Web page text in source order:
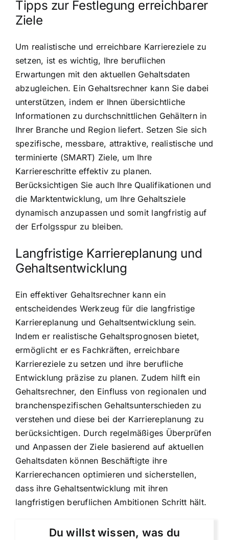
Tipps zur Festlegung erreichbarer
Ziele
Um realistische und erreichbare Karriereziele zu
setzen, ist es wichtig, Ihre beruflichen
Erwartungen mit den aktuellen Gehaltsdaten
abzugleichen. Ein Gehaltsrechner kann Sie dabei
unterstützen, indem er Ihnen übersichtliche
Informationen zu durchschnittlichen Gehältern in
Ihrer Branche und Region liefert. Setzen Sie sich
spezifische, messbare, attraktive, realistische und
terminierte (SMART) Ziele, um Ihre
Karriereschritte effektiv zu planen.
Berücksichtigen Sie auch Ihre Qualifikationen und
die Marktentwicklung, um Ihre Gehaltsziele
dynamisch anzupassen und somit langfristig auf
der Erfolgsspur zu bleiben.
Langfristige Karriereplanung und
Gehaltsentwicklung
Ein effektiver Gehaltsrechner kann ein
entscheidendes Werkzeug für die langfristige
Karriereplanung und Gehaltsentwicklung sein.
Indem er realistische Gehaltsprognosen bietet,
ermöglicht er es Fachkräften, erreichbare
Karriereziele zu setzen und ihre berufliche
Entwicklung präzise zu planen. Zudem hilft ein
Gehaltsrechner, den Einfluss von regionalen und
branchenspezifischen Gehaltsunterschieden zu
verstehen und diese bei der Karriereplanung zu
berücksichtigen. Durch regelmäßiges Überprüfen
und Anpassen der Ziele basierend auf aktuellen
Gehaltsdaten können Beschäftigte ihre
Karrierechancen optimieren und sicherstellen,
dass ihre Gehaltsentwicklung mit ihren
langfristigen beruflichen Ambitionen Schritt hält.
Du willst wissen, was du